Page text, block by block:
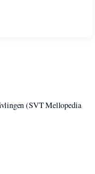
(SVT Mellopedia